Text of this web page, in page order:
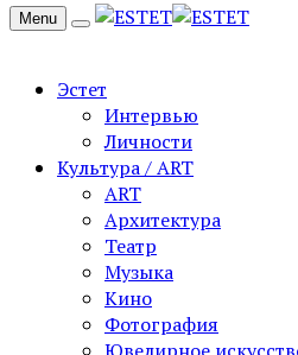
Menu
Эстет
Интервью
Личности
Культура / ART
ART
Архитектура
Театр
Музыка
Кино
Фотография